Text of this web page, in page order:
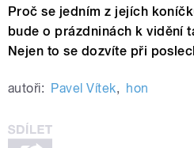
Proč se jedním z jejích
bude o prázdninách k vidění
Nejen to se dozvíte při
autoři: Pavel Vítek, hon